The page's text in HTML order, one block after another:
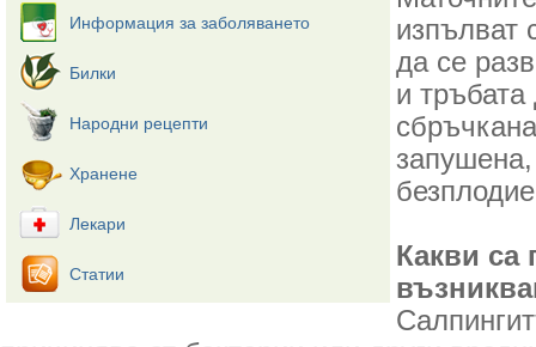
Информация за заболяването
Билки
Народни рецепти
Хранене
Лекари
Статии
изпълват
да се
и тръбата
запушена,
безплодие
Какви са